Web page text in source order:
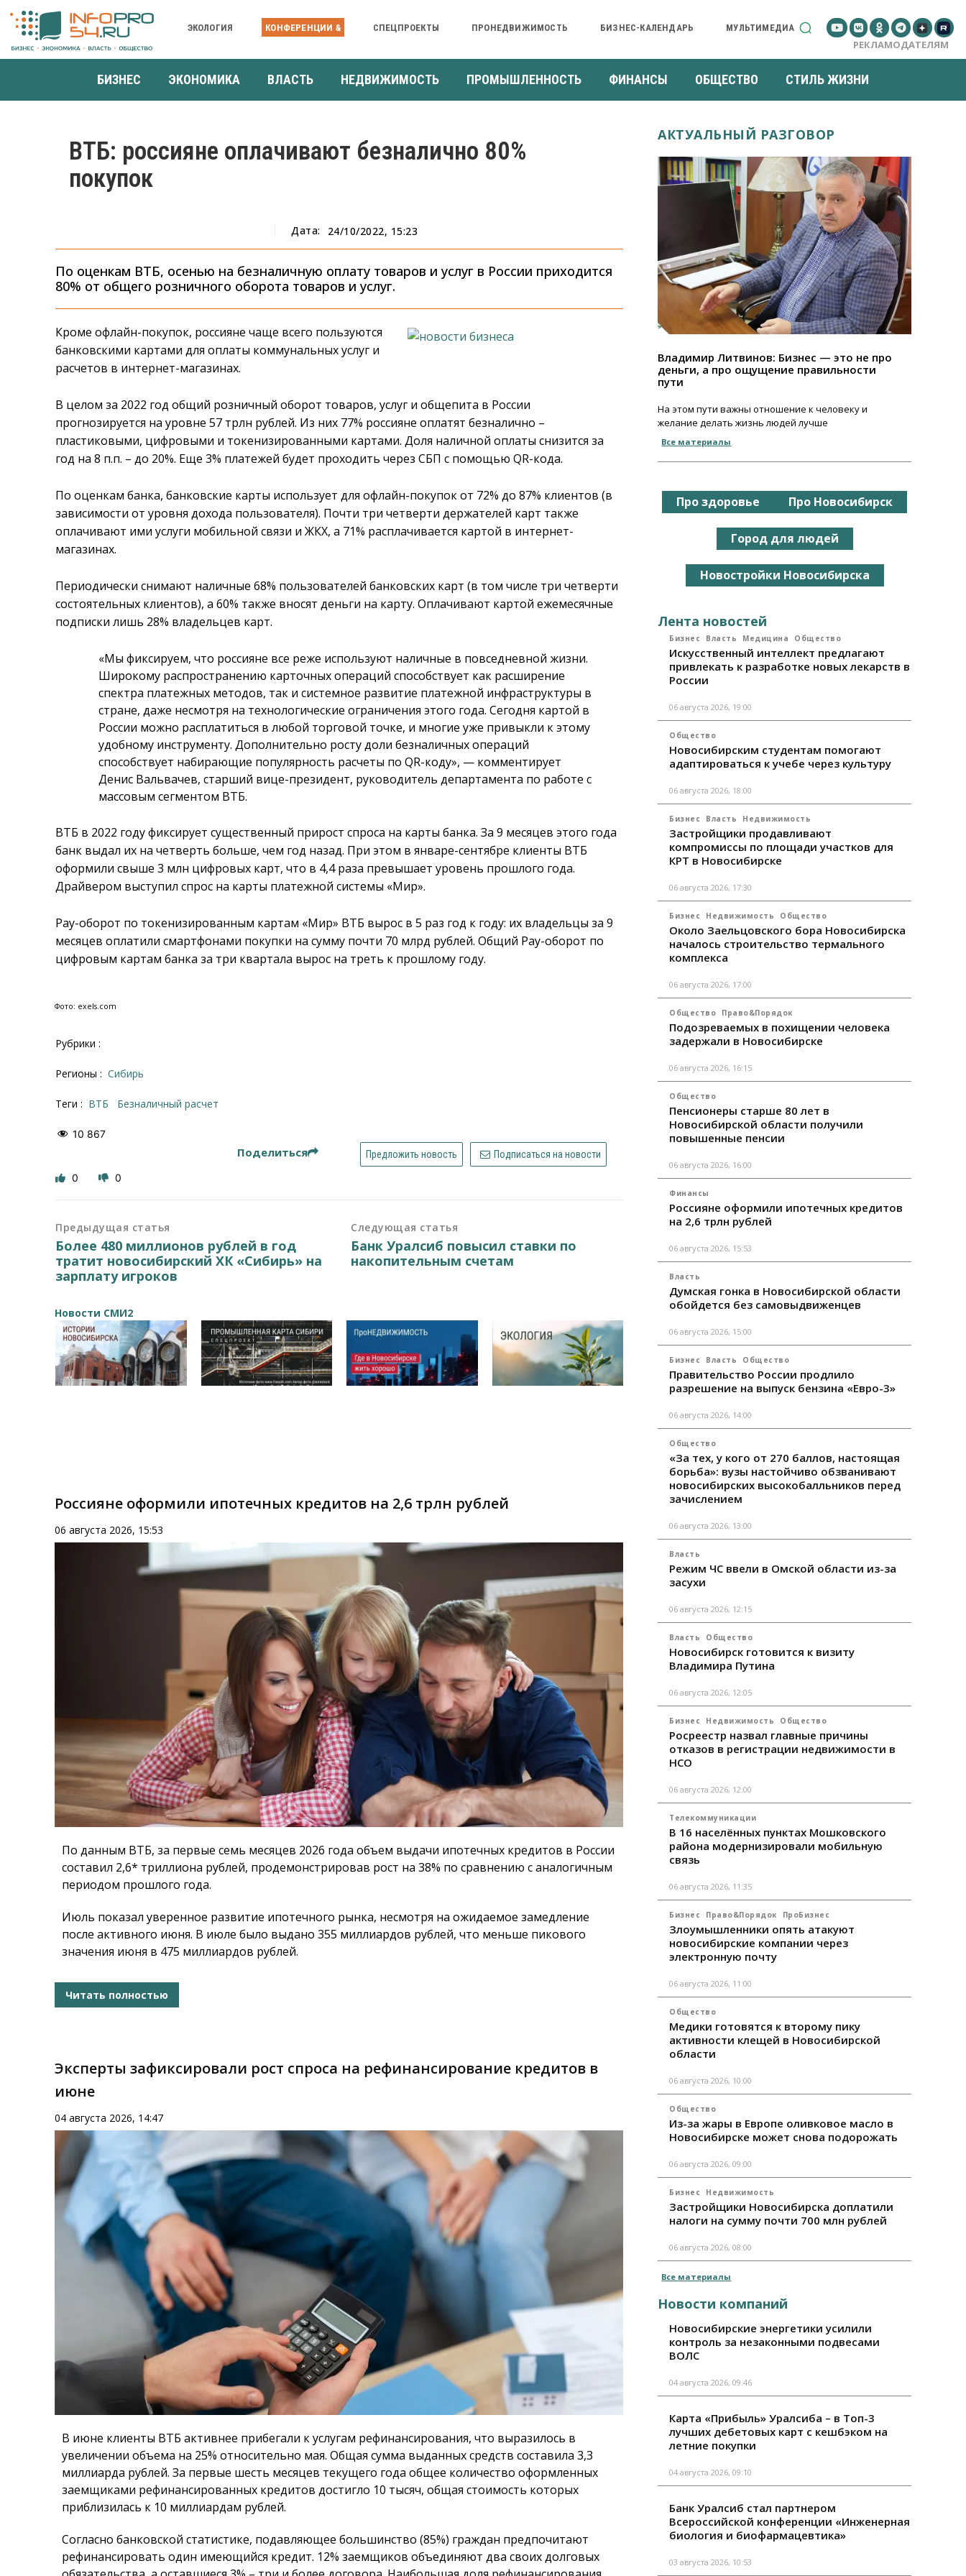
ЭКОЛОГИЯ КОНФЕРЕНЦИИ & СПЕЦПРОЕКТЫ ПРОНЕДВИЖИМОСТЬ БИЗНЕС-КАЛЕНДАРЬ МУЛЬТИМЕДИА
РЕКЛАМОДАТЕЛЯМ
БИЗНЕС ЭКОНОМИКА ВЛАСТЬ НЕДВИЖИМОСТЬ ПРОМЫШЛЕННОСТЬ ФИНАНСЫ ОБЩЕСТВО СТИЛЬ ЖИЗНИ
ВТБ: россияне оплачивают безналично 80%
покупок
Дата: 24/10/2022, 15:23
По оценкам ВТБ, осенью на безналичную оплату товаров и услуг в России приходится
80% от общего розничного оборота товаров и услуг.
Кроме офлайн-покупок, россияне чаще всего пользуются
банковскими картами для оплаты коммунальных услуг и
расчетов в интернет-магазинах.
В целом за 2022 год общий розничный оборот товаров, услуг и общепита в России
прогнозируется на уровне 57 трлн рублей. Из них 77% россияне оплатят безналично –
пластиковыми, цифровыми и токенизированными картами. Доля наличной оплаты снизится за
год на 8 п.п. – до 20%. Еще 3% платежей будет проходить через СБП с помощью QR-кода.
По оценкам банка, банковские карты использует для офлайн-покупок от 72% до 87% клиентов (в
зависимости от уровня дохода пользователя). Почти три четверти держателей карт также
оплачивают ими услуги мобильной связи и ЖКХ, а 71% расплачивается картой в интернет-
магазинах.
Периодически снимают наличные 68% пользователей банковских карт (в том числе три четверти
состоятельных клиентов), а 60% также вносят деньги на карту. Оплачивают картой ежемесячные
подписки лишь 28% владельцев карт.
«Мы фиксируем, что россияне все реже используют наличные в повседневной жизни.
Широкому распространению карточных операций способствует как расширение
спектра платежных методов, так и системное развитие платежной инфраструктуры в
стране, даже несмотря на технологические ограничения этого года. Сегодня картой в
России можно расплатиться в любой торговой точке, и многие уже привыкли к этому
удобному инструменту. Дополнительно росту доли безналичных операций
способствует набирающие популярность расчеты по QR-коду», — комментирует
Денис Вальвачев, старший вице-президент, руководитель департамента по работе с
массовым сегментом ВТБ.
ВТБ в 2022 году фиксирует существенный прирост спроса на карты банка. За 9 месяцев этого года
банк выдал их на четверть больше, чем год назад. При этом в январе-сентябре клиенты ВТБ
оформили свыше 3 млн цифровых карт, что в 4,4 раза превышает уровень прошлого года.
Драйвером выступил спрос на карты платежной системы «Мир».
Pay-оборот по токенизированным картам «Мир» ВТБ вырос в 5 раз год к году: их владельцы за 9
месяцев оплатили смартфонами покупки на сумму почти 70 млрд рублей. Общий Pay-оборот по
цифровым картам банка за три квартала вырос на треть к прошлому году.
Фото: exels.com
Рубрики :
Регионы : Сибирь
Теги : ВТБ безналичный расчет
10 867
Поделиться Предложить новость Подписаться на новости
0 0
Предыдущая статья
Более 480 миллионов рублей в год
тратит новосибирский ХК «Сибирь» на
зарплату игроков
Следующая статья
Банк Уралсиб повысил ставки по
накопительным счетам
Новости СМИ2
Россияне оформили ипотечных кредитов на 2,6 трлн рублей
06 августа 2026, 15:53
По данным ВТБ, за первые семь месяцев 2026 года объем выдачи ипотечных кредитов в России
составил 2,6* триллиона рублей, продемонстрировав рост на 38% по сравнению с аналогичным
периодом прошлого года.
Июль показал уверенное развитие ипотечного рынка, несмотря на ожидаемое замедление
после активного июня. В июле было выдано 355 миллиардов рублей, что меньше пикового
значения июня в 475 миллиардов рублей.
Читать полностью
Эксперты зафиксировали рост спроса на рефинансирование кредитов в
июне
04 августа 2026, 14:47
В июне клиенты ВТБ активнее прибегали к услугам рефинансирования, что выразилось в
увеличении объема на 25% относительно мая. Общая сумма выданных средств составила 3,3
миллиарда рублей. За первые шесть месяцев текущего года общее количество оформленных
заемщиками рефинансированных кредитов достигло 10 тысяч, общая стоимость которых
приблизилась к 10 миллиардам рублей.
Согласно банковской статистике, подавляющее большинство (85%) граждан предпочитают
рефинансировать один имеющийся кредит. 12% заемщиков объединяют два своих долговых
АКТУАЛЬНЫЙ РАЗГОВОР
Владимир Литвинов: Бизнес — это не про
деньги, а про ощущение правильности
пути
На этом пути важны отношение к человеку и
желание делать жизнь людей лучше
Все материалы
Про здоровье Про Новосибирск
Город для людей
Новостройки Новосибирска
Лента новостей
Бизнес Власть Медицина Общество
Искусственный интеллект предлагают
привлекать к разработке новых лекарств в
России
06 августа 2026, 19:00
Общество
Новосибирским студентам помогают
адаптироваться к учебе через культуру
06 августа 2026, 18:00
Бизнес Власть Недвижимость
Застройщики продавливают
компромиссы по площади участков для
КРТ в Новосибирске
06 августа 2026, 17:30
Бизнес Недвижимость Общество
Около Заельцовского бора Новосибирска
началось строительство термального
комплекса
06 августа 2026, 17:00
Общество Право&Порядок
Подозреваемых в похищении человека
задержали в Новосибирске
06 августа 2026, 16:15
Общество
Пенсионеры старше 80 лет в
Новосибирской области получили
повышенные пенсии
06 августа 2026, 16:00
Финансы
Россияне оформили ипотечных кредитов
на 2,6 трлн рублей
06 августа 2026, 15:53
Власть
Думская гонка в Новосибирской области
обойдется без самовыдвиженцев
06 августа 2026, 15:00
Бизнес Власть Общество
Правительство России продлило
разрешение на выпуск бензина «Евро-3»
06 августа 2026, 14:00
Общество
«За тех, у кого от 270 баллов, настоящая
борьба»: вузы настойчиво обзванивают
новосибирских высокобалльников перед
зачислением
06 августа 2026, 13:00
Власть
Режим ЧС ввели в Омской области из-за
засухи
06 августа 2026, 12:15
Власть Общество
Новосибирск готовится к визиту
Владимира Путина
06 августа 2026, 12:05
Бизнес Недвижимость Общество
Росреестр назвал главные причины
отказов в регистрации недвижимости в
НСО
06 августа 2026, 12:00
Телекоммуникации
В 16 населённых пунктах Мошковского
района модернизировали мобильную
связь
06 августа 2026, 11:35
Бизнес Право&Порядок ПроБизнес
Злоумышленники опять атакуют
новосибирские компании через
электронную почту
06 августа 2026, 11:00
Общество
Медики готовятся к второму пику
активности клещей в Новосибирской
области
06 августа 2026, 10:00
Общество
Из-за жары в Европе оливковое масло в
Новосибирске может снова подорожать
06 августа 2026, 09:00
Бизнес Недвижимость
Застройщики Новосибирска доплатили
налоги на сумму почти 700 млн рублей
06 августа 2026, 08:00
Все материалы
Новости компаний
Новосибирские энергетики усилили
контроль за незаконными подвесами
ВОЛС
04 августа 2026, 09:46
Карта «Прибыль» Уралсиба – в Топ-3
лучших дебетовых карт с кешбэком на
летние покупки
04 августа 2026, 09:10
Банк Уралсиб стал партнером
Всероссийской конференции «Инженерная
биология и биофармацевтика»
03 августа 2026, 10:53